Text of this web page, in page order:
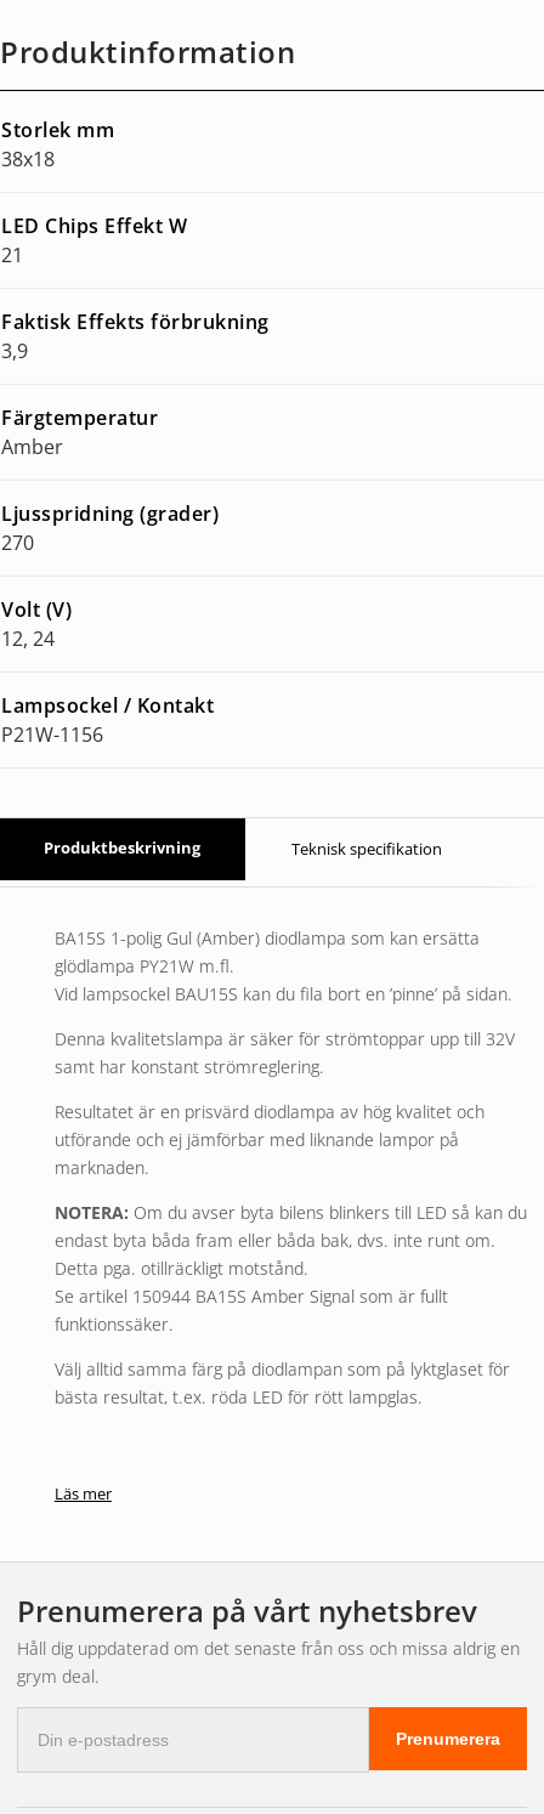
Produktinformation
Storlek mm
38x18
LED Chips Effekt W
21
Faktisk Effekts förbrukning
3,9
Färgtemperatur
Amber
Ljusspridning (grader)
270
Volt (V)
12, 24
Lampsockel / Kontakt
P21W-1156
Produktbeskrivning Teknisk specifikation
BA15S 1-polig Gul (Amber) diodlampa som kan ersätta
glödlampa PY21W m.fl.
Vid lampsockel BAU15S kan du fila bort en ’pinne’ på sidan.
Denna kvalitetslampa är säker för strömtoppar upp till 32V
samt har konstant strömreglering.
Resultatet är en prisvärd diodlampa av hög kvalitet och
utförande och ej jämförbar med liknande lampor på
marknaden.
NOTERA: Om du avser byta bilens blinkers till LED så kan du
endast byta båda fram ellerbåda bak, dvs. inte runt om.
Detta pga. otillräckligt motstånd.
Se artikel 150944 BA15S Amber Signal som är fullt
funktionssäker.
Välj alltid samma färg på diodlampan som på lyktglaset för
bästa resultat, t.ex. röda LED för rött lampglas.
Läs mer
Prenumerera på vårt nyhetsbrev
Håll dig uppdaterad om det senaste från oss och missa aldrig en
grym deal.
postadress
Prenumerera